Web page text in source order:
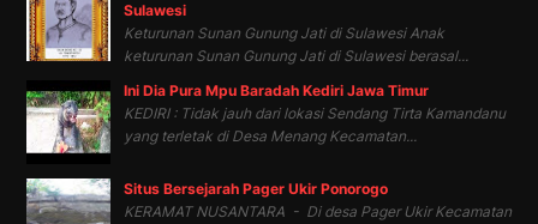
Sulawesi
Keturunan Sunan Gunung Jati di Sulawesi Anak
keturunan Sunan Gunung Jati di Sulawesi berasal...
Ini Dia Pura Mpu Baradah Kediri Jawa Timur
KEDIRI : Tidak jauh dari lokasi Sendang Tirta Kamandanu
yang terletak di Desa Menang Kecamatan...
Situs Bersejarah Pager Ukir Ponorogo
KERAMAT NUSANTARA - Di desa Pager Ukir Kecamatan